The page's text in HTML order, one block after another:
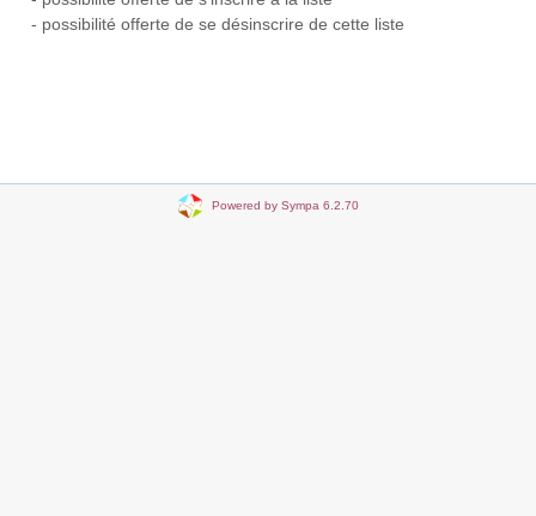
- possibilité offerte de se désinscrire de cette liste
Powered by Sympa 6.2.70